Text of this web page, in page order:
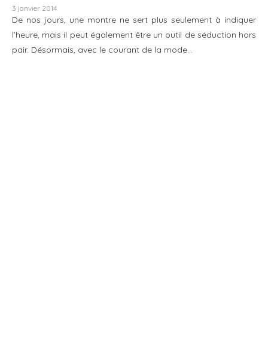
3 janvier 2014
De nos jours, une montre ne sert plus seulement à indiquer
l’heure, mais il peut également être un outil de séduction hors
pair. Désormais, avec le courant de la mode…